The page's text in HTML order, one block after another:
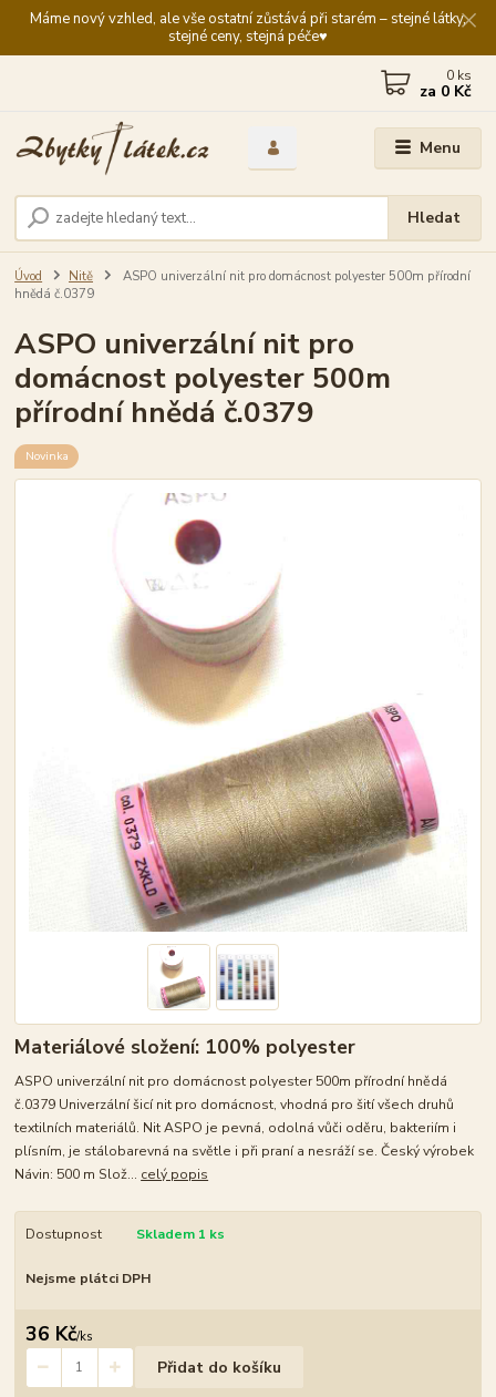
Máme nový vzhled, ale vše ostatní zůstává při starém – stejné látky,
stejné ceny, stejná péče♥️
Menu
Hledat
0 ks
za 0 Kč
Úvod Nitě
ASPO univerzální nit pro domácnost polyester 500m přírodní
hnědá č.0379
ASPO univerzální nit pro
domácnost polyester 500m
přírodní hnědá č.0379
Novinka
Materiálové složení: 100% polyester
ASPO univerzální nit pro domácnost polyester 500m přírodní hnědá
č.0379 Univerzální šicí nit pro domácnost, vhodná pro šití všech druhů
textilních materiálů. Nit ASPO je pevná, odolná vůči oděru, bakteriím i
plísním, je stálobarevná na světle i při praní a nesráží se. Český výrobek
Návin: 500 m Slož... celý popis
Dostupnost Skladem 1 ks
Nejsme plátci DPH
36 Kč/ks
Přidat do košíku